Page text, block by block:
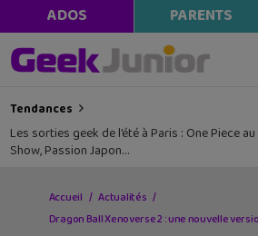
ADOS PARENTS
Tendances
Les sorties geek de l’été à Paris : One Piece
Show, Passion Japon…
Accueil
Actualités
Dragon Ball Xenoverse 2 : une nouvelle